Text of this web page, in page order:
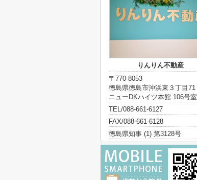
りんりん不動産
〒770-8053
徳島県徳島市沖浜東３丁目71
ニューDKハイツ本館 106号室
TEL/088-661-6127
FAX/088-661-6128
徳島県知事 (1) 第3128号